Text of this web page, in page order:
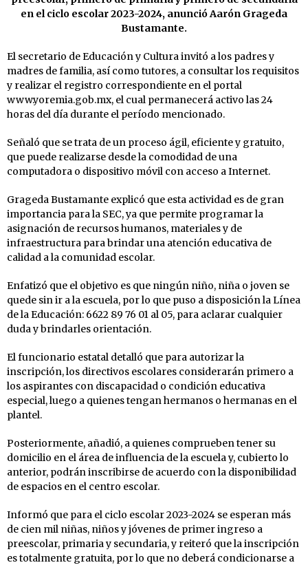
en el ciclo escolar 2023-2024, anunció Aarón Grageda
Bustamante.
El secretario de Educación y Cultura invitó a los padres y
madres de familia, así como tutores, a consultar los requisitos
y realizar el registro correspondiente en el portal
www.yoremia.gob.mx, el cual permanecerá activo las 24
horas del día durante el período mencionado.
Señaló que se trata de un proceso ágil, eficiente y gratuito,
que puede realizarse desde la comodidad de una
computadora o dispositivo móvil con acceso a Internet.
Grageda Bustamante explicó que esta actividad es de gran
importancia para la SEC, ya que permite programar la
asignación de recursos humanos, materiales y de
infraestructura para brindar una atención educativa de
calidad a la comunidad escolar.
Enfatizó que el objetivo es que ningún niño, niña o joven se
quede sin ir a la escuela, por lo que puso a disposición la Línea
de la Educación: 6622 89 76 01 al 05, para aclarar cualquier
duda y brindarles orientación.
El funcionario estatal detalló que para autorizar la
inscripción, los directivos escolares considerarán primero a
los aspirantes con discapacidad o condición educativa
especial, luego a quienes tengan hermanos o hermanas en el
plantel.
Posteriormente, añadió, a quienes comprueben tener su
domicilio en el área de influencia de la escuela y, cubierto lo
anterior, podrán inscribirse de acuerdo con la disponibilidad
de espacios en el centro escolar.
Informó que para el ciclo escolar 2023-2024 se esperan más
de cien mil niñas, niños y jóvenes de primer ingreso a
preescolar, primaria y secundaria, y reiteró que la inscripción
es totalmente gratuita, por lo que no deberá condicionarse a